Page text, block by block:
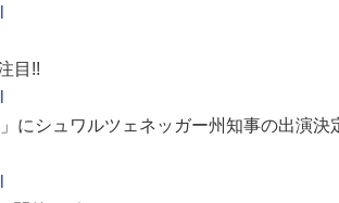
目!!
にシュワルツェネッガー州知事の出演決